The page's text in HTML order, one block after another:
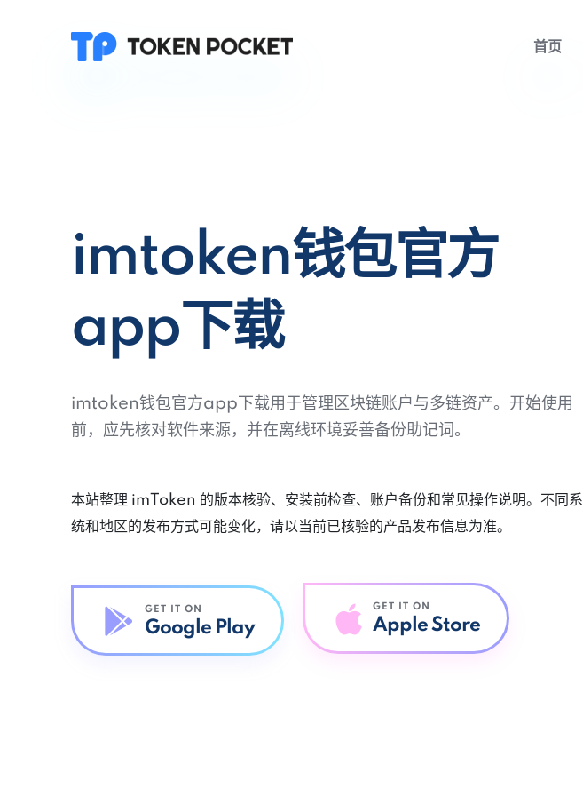
首页
imtoken钱包官方
app下载
imtoken钱包官方app下载用于管理区块链账户与多链资产。开始使用
前，应先核对软件来源，并在离线环境妥善备份助记词。
本站整理 imToken 的版本核验、安装前检查、账户备份和常见操作说明。不同系
统和地区的发布方式可能变化，请以当前已核验的产品发布信息为准。
GET IT ON
Google Play
GET IT ON
Apple Store